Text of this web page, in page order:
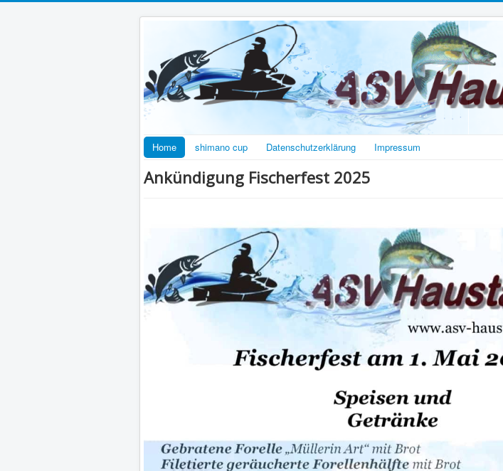
Home shimano cup Datenschutzerklärung Impressum
Ankündigung Fischerfest 2025